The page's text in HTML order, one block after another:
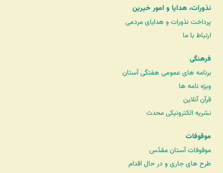
نذورات، هدایا و امور خیرین
پرداخت نذورات و هدایای مردمی
ارتباط با ما
فرهنگی
برنامه های عمومی هفتگی آستان
ویژه نامه ها
قرآن آنلاین
نشریه الکترونیکی محدث
موقوفات
موقوفات آستان مقدّس
طرح های جاری و در حال اقدام